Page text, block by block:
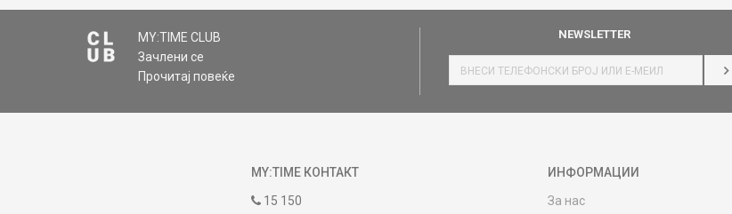
MY:TIME CLUB
Зачлени се
Прочитај повеќе
NEWSLETTER
MY:TIME КОНТАКТ
15 150
ИНФОРМАЦИИ
За нас